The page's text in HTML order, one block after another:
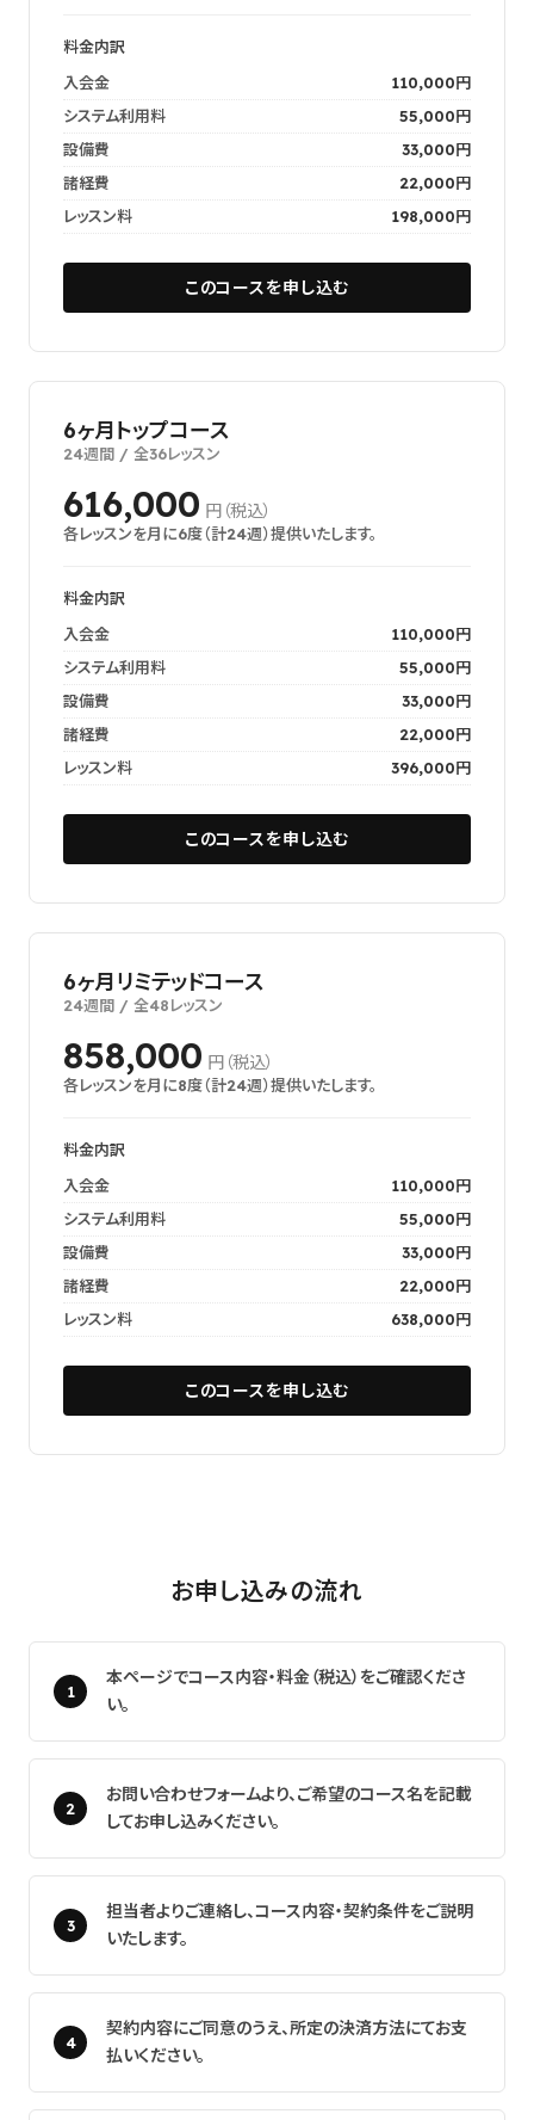
料金内訳
入会金
110,000円
システム利用料
55,000円
設備費
33,000円
諸経費
22,000円
レッスン料
198,000円
このコースを申し込む
6ヶ月トップコース
24週間 / 全36レッスン
616,000 円（税込）
各レッスンを月に6度（計24週）提供いたします。
料金内訳
入会金
110,000円
システム利用料
55,000円
設備費
33,000円
諸経費
22,000円
レッスン料
396,000円
このコースを申し込む
6ヶ月リミテッドコース
24週間 / 全48レッスン
858,000 円（税込）
各レッスンを月に8度（計24週）提供いたします。
料金内訳
入会金
110,000円
システム利用料
55,000円
設備費
33,000円
諸経費
22,000円
レッスン料
638,000円
このコースを申し込む
お申し込みの流れ
本ページでコース内容・料金（税込）をご確認くださ
い。
お問い合わせフォームより、ご希望のコース名を記載
してお申し込みください。
担当者よりご連絡し、コース内容・契約条件をご説明
いたします。
契約内容にご同意のうえ、所定の決済方法にてお支
払いください。